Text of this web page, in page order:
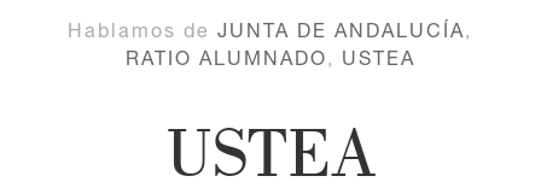
Hablamos deJUNTA DE ANDALUCÍA,
RATIO ALUMNADO, USTEA
USTEA